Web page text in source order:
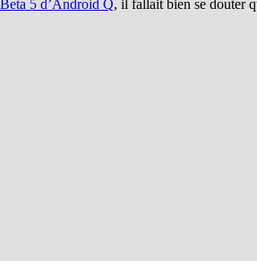
Beta 5 d’Android Q, il fallait bien se douter